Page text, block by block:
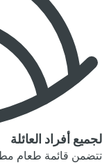
لجميع أفراد العائلة